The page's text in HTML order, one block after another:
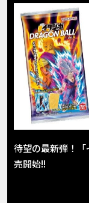
待望の最新弾！
売開始!!